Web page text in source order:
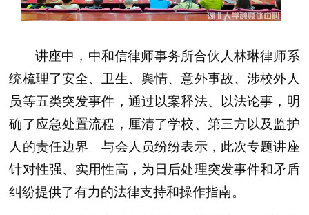
讲座中，中和信律师事务所合伙人林琳律师系
统梳理了安全、卫生、舆情、意外事故、涉校外人
员等五类突发事件，通过以案释法、以法论事，明
确了应急处置流程，厘清了学校、第三方以及监护
人的责任边界。与会人员纷纷表示，此次专题讲座
针对性强、实用性高，为日后处理突发事件和矛盾
纠纷提供了有力的法律支持和操作指南。